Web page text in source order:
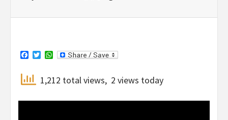
Facebook
TwitterWhatsApp
1,212 total views, 2 views today